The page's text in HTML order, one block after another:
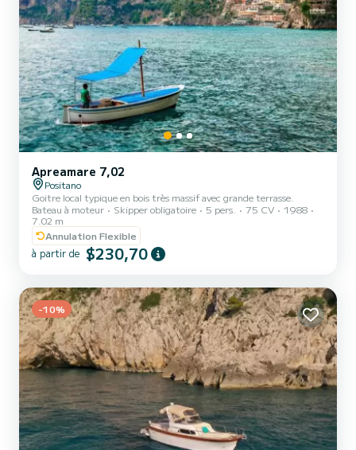
Apreamare 7,02
Positano
Goitre local typique en bois très massif avec grande terrasse.
Bateau à moteur
Skipper obligatoire 5 pers. 75 CV
1988
7.02 m
Annulation Flexible
à partir de $230,70
-10%